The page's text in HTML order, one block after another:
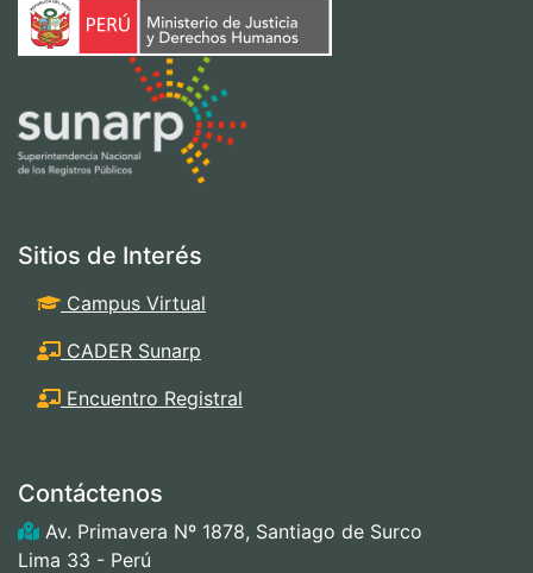
Sitios de Interés
Campus Virtual
CADER Sunarp
Encuentro Registral
Contáctenos
Av. Primavera Nº 1878, Santiago de Surco
Lima 33 - Perú